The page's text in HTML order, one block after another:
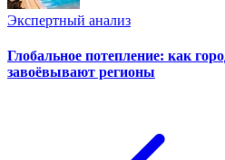
Экспертный анализ
Глобальное потепление: как
завоёвывают регионы